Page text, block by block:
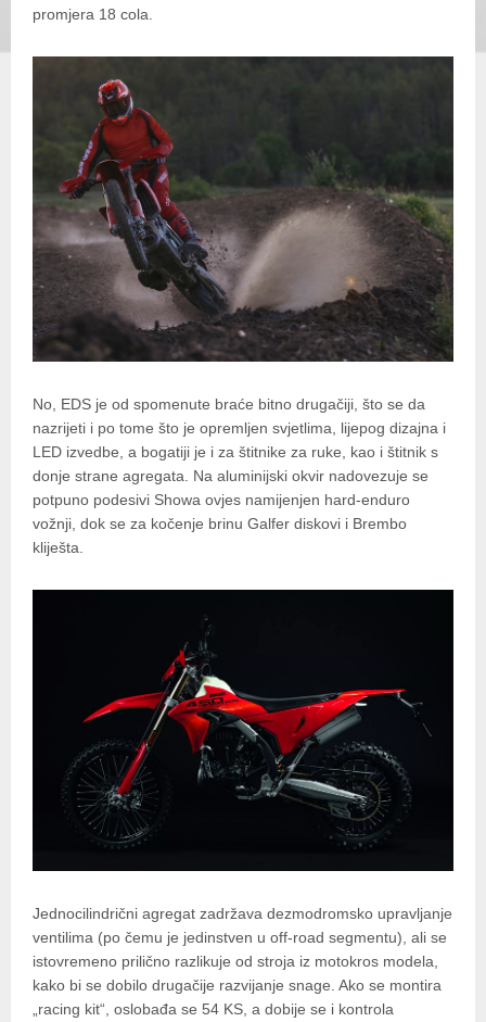
promjera 18 cola.
No, EDS je od spomenute braće bitno drugačiji, što se da
nazrijeti i po tome što je opremljen svjetlima, lijepog dizajna i
LED izvedbe, a bogatiji je i za štitnike za ruke, kao i štitnik s
donje strane agregata. Na aluminijski okvir nadovezuje se
potpuno podesivi Showa ovjes namijenjen hard-enduro
vožnji, dok se za kočenje brinu Galfer diskovi i Brembo
kliješta.
Jednocilindrični agregat zadržava dezmodromsko upravljanje
ventilima (po čemu je jedinstven u off-road segmentu), ali se
istovremeno prilično razlikuje od stroja iz motokros modela,
kako bi se dobilo drugačije razvijanje snage. Ako se montira
„racing kit“, oslobađa se 54 KS, a dobije se i kontrola